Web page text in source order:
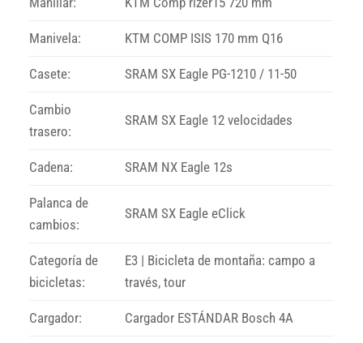
Manivela: KTM COMP ISIS 170 mm Q16
Casete: SRAM SX Eagle PG-1210 / 11-50
Cambio
trasero:
SRAM SX Eagle 12 velocidades
Cadena: SRAM NX Eagle 12s
Palanca de
cambios:
SRAM SX Eagle eClick
Categoría de
bicicletas:
E3 | Bicicleta de montaña: campo a
través, tour
Cargador: Cargador ESTÁNDAR Bosch 4A